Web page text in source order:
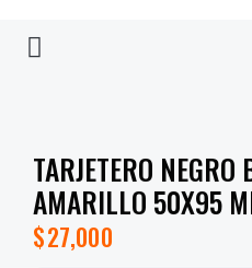
TARJETERO
AMARILLO 50X95
$27,000